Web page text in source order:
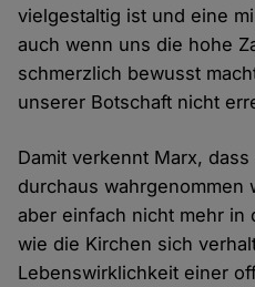
vielgestaltig ist und eine
auch wenn uns die hohe
schmerzlich bewusst
unserer Botschaft nicht
Damit verkennt Marx,
durchaus wahrgenommen
aber einfach nicht mehr in
wie die Kirchen sich
Lebenswirklichkeit einer